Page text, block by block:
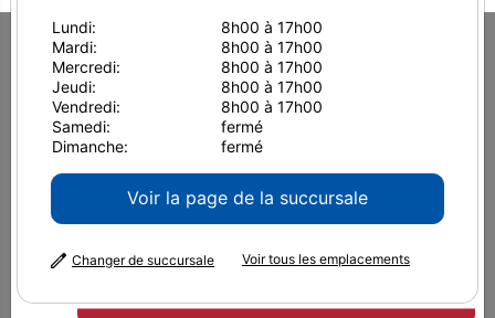
Home Équipement neuf
Chargeurs sur roues
Komatsu WA200-8 WH
Chargeurs sur roues
Komatsu WA200-8 WH
It looks like you are
from America
Lundi:
8h00 à 17h00
Mardi:
8h00 à 17h00
Mercredi:
8h00 à 17h00
Jeudi:
8h00 à 17h00
Vendredi:
8h00 à 17h00
Samedi:
fermé
Dimanche:
fermé
Voir la page de la succursale
Changer de succursale Voir tous les emplacements